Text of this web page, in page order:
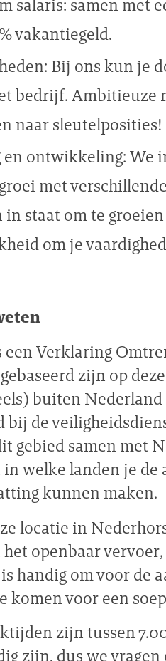
salaris: samen met
vakantiegeld.
Bij ons kun je
bedrijf. Ambitieuze
naar sleutelposities!
ontwikkeling: We
met
in staat om te
om je
Verklaring
zijn op
buiten
bij de
gebied samen met
welke landen je de
kunnen maken.
locatie in
openbaar
handig om voor de
komen voor een
zijn tussen
zijn, dus we